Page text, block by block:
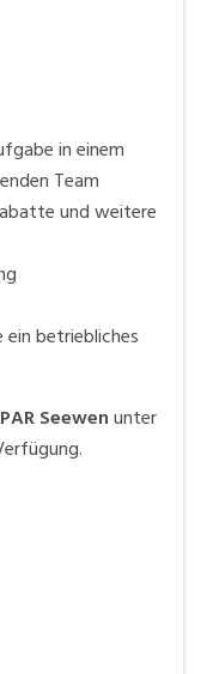
in einem
Team
und weitere
betriebliches
Seewenunter